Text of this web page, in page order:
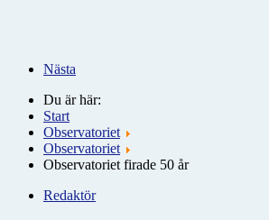
Nästa
Du är här:
Start
Observatoriet
Observatoriet
Observatoriet firade 50 år
Redaktör